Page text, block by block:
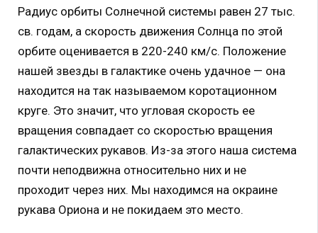
Радиус орбиты Солнечной системы равен 27 тыс.
св. годам, а скорость движения Солнца по этой
орбите оценивается в 220-240 км/с. Положение
нашей звезды в галактике очень удачное — она
находится на так называемом коротационном
круге. Это значит, что угловая скорость ее
вращения совпадает со скоростью вращения
галактических рукавов. Из-за этого наша система
почти неподвижна относительно них и не
проходит через них. Мы находимся на окраине
рукава Ориона и не покидаем это место.